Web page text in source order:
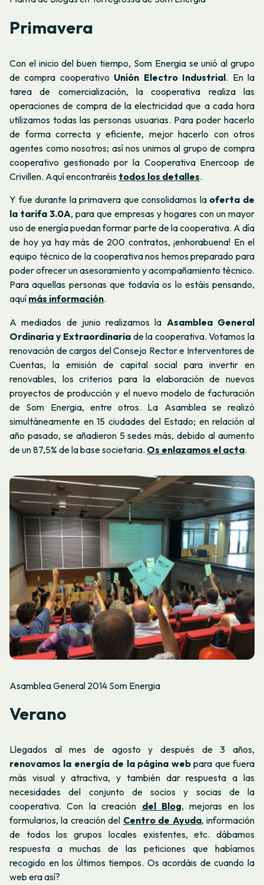
Primavera
Con el inicio del buen tiempo, Som Energia se unió al grupo
de compra cooperativo Unión Electro Industrial. En la
tarea de comercialización, la cooperativa realiza las
operaciones de compra de la electricidad que a cada hora
utilizamos todas las personas usuarias. Para poder hacerlo
de forma correcta y eficiente, mejor hacerlo con otros
agentes como nosotros; así nos unimos al grupo de compra
cooperativo gestionado por la Cooperativa Enercoop de
Crivillen. Aquí encontraréis todos los detalles.
Y fue durante la primavera que consolidamos la oferta de
la tarifa 3.0A, para que empresas y hogares con un mayor
uso de energía puedan formar parte de la cooperativa. A día
de hoy ya hay más de 200 contratos, ¡enhorabuena! En el
equipo técnico de la cooperativa nos hemos preparado para
poder ofrecer un asesoramiento y acompañamiento técnico.
Para aquellas personas que todavía os lo estáis pensando,
aquí más información.
A mediados de junio realizamos la Asamblea General
Ordinaria y Extraordinaria de la cooperativa. Votamos la
renovación de cargos del Consejo Rector e Interventores de
Cuentas, la emisión de capital social para invertir en
renovables, los criterios para la elaboración de nuevos
proyectos de producción y el nuevo modelo de facturación
de Som Energia, entre otros. La Asamblea se realizó
simultáneamente en 15 ciudades del Estado; en relación al
año pasado, se añadieron 5 sedes más, debido al aumento
de un 87,5% de la base societaria. Os enlazamos el acta.
Asamblea General 2014 Som Energia
Verano
Llegados al mes de agosto y después de 3 años,
renovamos la energía de la página webpara que fuera
más visual y atractiva, y también dar respuesta a las
necesidades del conjunto de socios y socias de la
cooperativa. Con la creación del Blog, mejoras en los
formularios, la creación del Centro de Ayuda, información
de todos los grupos locales existentes, etc. dábamos
respuesta a muchas de las peticiones que habíamos
recogido en los últimos tiempos. Os acordáis de cuando la
web era así?